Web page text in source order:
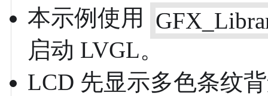
本示例使用
启动 LVGL。
LCD 先显示多色条纹